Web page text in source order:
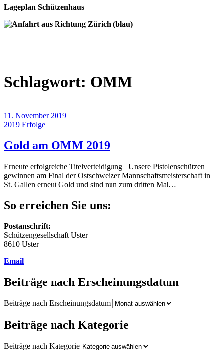
Lageplan Schützenhaus
Schlagwort: OMM
11. November 2019
2019 Erfolge
Gold am OMM 2019
Erneute erfolgreiche Titelverteidigung Unsere Pistolenschützen
gewinnen am Final der Ostschweizer Mannschaftsmeisterschaft in
St. Gallen erneut Gold und sind nun zum dritten Mal…
So erreichen Sie uns:
Postanschrift:
Schützengesellschaft Uster
8610 Uster
Email
Beiträge nach Erscheinungsdatum
Beiträge nach Erscheinungsdatum
Beiträge nach Kategorie
Beiträge nach Kategorie